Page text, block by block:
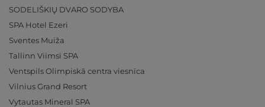
SODELIŠKIŲ DVARO SODYBA
SPA Hotel Ezeri
Sventes Muiža
Tallinn Viimsi SPA
Ventspils Olimpiskā centra viesnīca
Vilnius Grand Resort
Vytautas Mineral SPA